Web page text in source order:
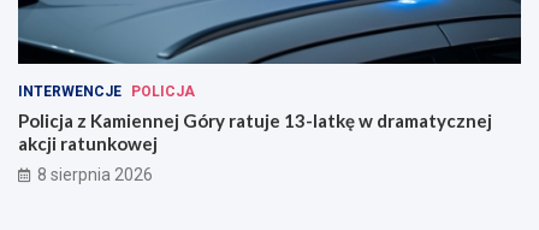
INTERWENCJE POLICJA
Policja z Kamiennej Góry ratuje 13-latkę w dramatycznej
akcji ratunkowej
8 sierpnia 2026